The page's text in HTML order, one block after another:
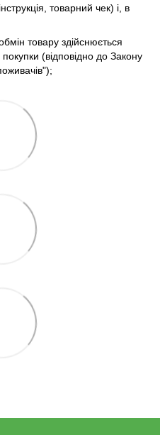
товарний чек) і, в
товару здійснюється
(відповідно до Закону